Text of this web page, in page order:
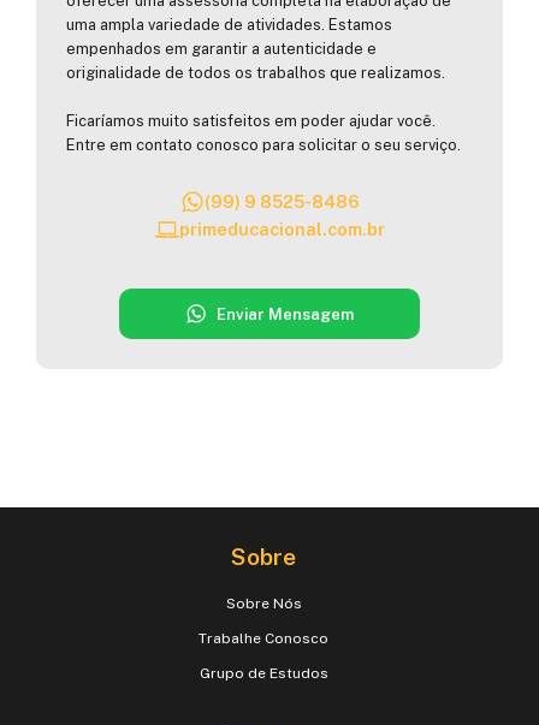
uma ampla variedade de atividades. Estamos
empenhados em garantir a autenticidade e
originalidade de todos os trabalhos que realizamos.
Ficaríamos muito satisfeitos em poder ajudar você.
Entre em contato conosco para solicitar o seu serviço.
(99) 9 8525-8486
primeducacional.com.br
Enviar Mensagem
Sobre
Sobre Nós
Trabalhe Conosco
Grupo de Estudos